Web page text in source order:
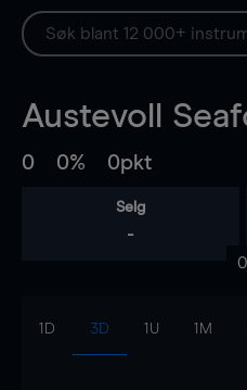
Austevoll
0 0% 0pkt
Selg
-
0
1D 3D 1U 1M